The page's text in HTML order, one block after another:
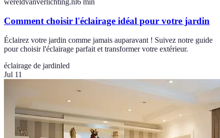
wereldvanverlichting.nl 6 min
Comment choisir l'éclairage idéal pour votre jardin
Éclairez votre jardin comme jamais auparavant ! Suivez notre guide
pour choisir l'éclairage parfait et transformer votre extérieur.
éclairage de jardinled
Jul 11